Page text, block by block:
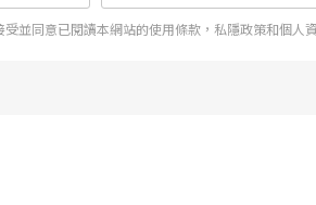
並同意已閱讀本網站的使用條款，私隱政策和個人